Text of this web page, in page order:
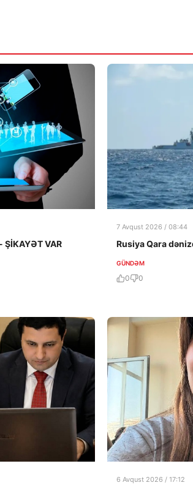
VAR
7 Avqust 2026 / 08:44
Rusiya Qara
GÜNDƏM
0 0
6 Avqust 2026 / 17:12